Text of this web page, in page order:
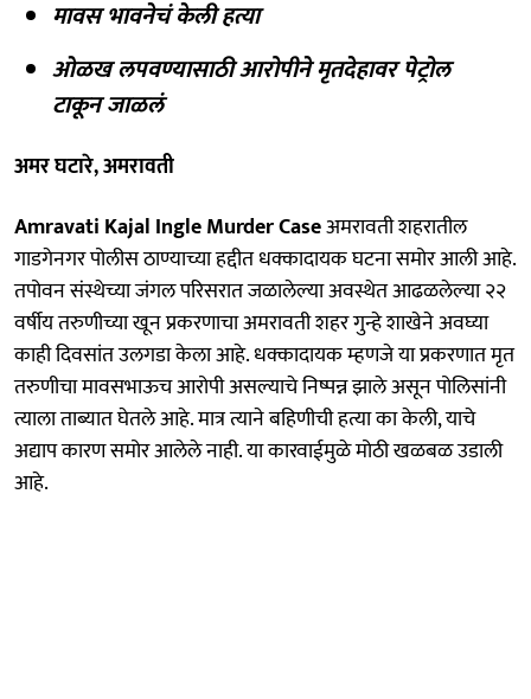
मावस भावनेचं केली हत्या
ओळख लपवण्यासाठी आरोपीने मृतदेहावर पेट्रोल
टाकून जाळलं
अमर घटारे, अमरावती
Amravati Kajal Ingle Murder Caseअमरावती शहरातील
गाडगेनगर पोलीस ठाण्याच्या हद्दीत धक्कादायक घटना समोर आली आहे.
तपोवन संस्थेच्या जंगल परिसरात जळालेल्या अवस्थेत आढळलेल्या २२
वर्षीय तरुणीच्या खून प्रकरणाचा अमरावती शहर गुन्हे शाखेने अवघ्या
काही दिवसांत उलगडा केला आहे. धक्कादायक म्हणजे या प्रकरणात मृत
तरुणीचा मावसभाऊच आरोपी असल्याचे निष्पन्न झाले असून पोलिसांनी
त्याला ताब्यात घेतले आहे. मात्र त्याने बहिणीची हत्या का केली, याचे
अद्याप कारण समोर आलेले नाही. या कारवाईमुळे मोठी खळबळ उडाली
आहे.